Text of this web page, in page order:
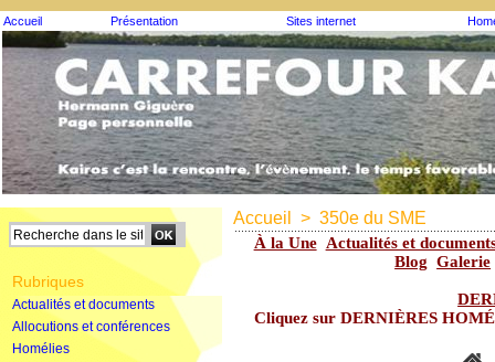
Accueil Présentation Sites internet
Rubriques
Actualités et documents
Allocutions et conférences
Homélies
Accueil > 350e du SME
À la Une Actualités et
Blog Galerie
Cliquez sur DERNIÈRES